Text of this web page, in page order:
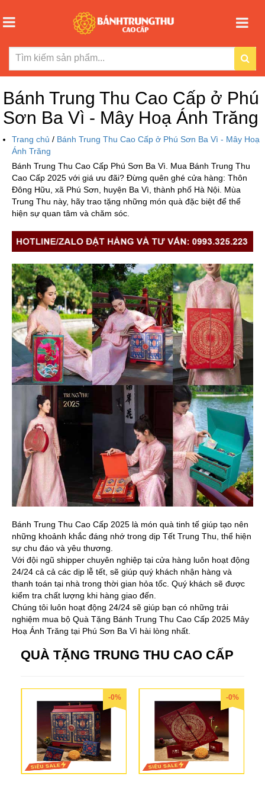
Bánh Trung Thu Cao Cấp ở Phú
Sơn Ba Vì - Mây Hoạ Ánh Trăng
Trang chủ / Bánh Trung Thu Cao Cấp ở Phú Sơn Ba Vì - Mây Hoạ
Ánh Trăng
Bánh Trung Thu Cao Cấp Phú Sơn Ba Vì. Mua Bánh Trung Thu
Cao Cấp 2025 với giá ưu đãi? Đừng quên ghé cửa hàng: Thôn
Đông Hữu, xã Phú Sơn, huyện Ba Vì, thành phố Hà Nội. Mùa
Trung Thu này, hãy trao tặng những món quà đặc biệt để thể
hiện sự quan tâm và chăm sóc.
Bánh Trung Thu Cao Cấp 2025 là món quà tinh tế giúp tạo nên
những khoảnh khắc đáng nhớ trong dịp Tết Trung Thu, thể hiện
sự chu đáo và yêu thương.
Với đội ngũ shipper chuyên nghiệp tại cửa hàng luôn hoạt động
24/24 cả cả các dịp lễ tết, sẽ giúp quý khách nhận hàng và
thanh toán tại nhà trong thời gian hỏa tốc. Quý khách sẽ được
kiểm tra chất lượng khi hàng giao đến.
Chúng tôi luôn hoạt động 24/24 sẽ giúp bạn có những trải
nghiệm mua bộ Quà Tặng Bánh Trung Thu Cao Cấp 2025 Mây
Hoạ Ánh Trăng tại Phú Sơn Ba Vì hài lòng nhất.
QUÀ TẶNG TRUNG THU CAO CẤP
-0% -0%